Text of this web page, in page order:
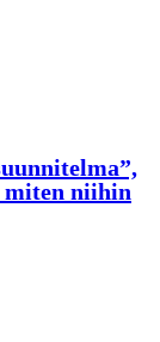
miten niihin